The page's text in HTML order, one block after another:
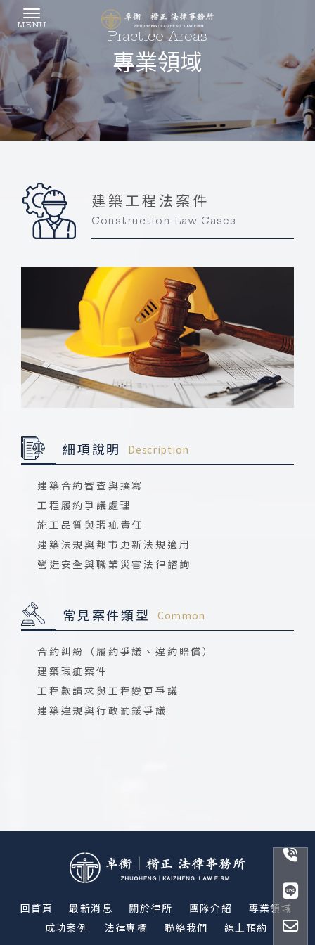
專業領域
建築工程法案件
Construction Law Cases
細項說明 Description
建築合約審查與撰寫
工程履約爭議處理
施工品質與瑕疵責任
建築法規與都市更新法規適用
營造安全與職業災害法律諮詢
常見案件類型 Common
合約糾紛（履約爭議、違約賠償）
建築瑕疵案件
工程款請求與工程變更爭議
建築違規與行政罰鍰爭議
回首頁 最新消息 關於律所 團隊介紹
專業領域
成功案例
法律專欄 聯絡我們 線上預約